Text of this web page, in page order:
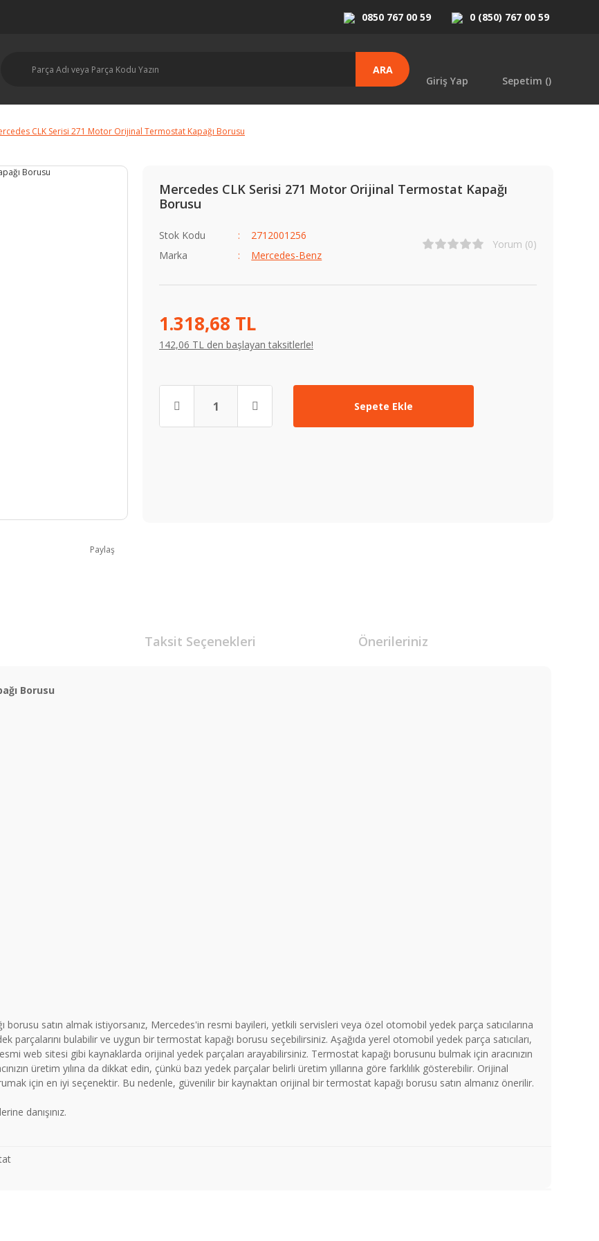
0850 767 00 59 0 (850) 767 00 59
ARA
Giriş Yap
Sepetim ()
CLK Serisi 271 Motor Orijinal Termostat Kapağı Borusu
Paylaş
Mercedes CLK Serisi 271 Motor Orijinal Termostat Kapağı
Borusu
Stok Kodu
2712001256
Marka
Mercedes-Benz
Yorum (0)
1.318,68 TL
142,06 TL den başlayan taksitlerle!
Sepete Ekle
Taksit Seçenekleri Önerileriniz
Borusu
satın almak istiyorsanız, Mercedes'in resmi bayileri, yetkili servisleri veya özel otomobil yedek parça satıcılarına
parçalarını bulabilir ve uygun bir termostat kapağı borusu seçebilirsiniz. Aşağıda yerel otomobil yedek parça satıcıları,
web sitesi gibi kaynaklarda orijinal yedek parçaları arayabilirsiniz. Termostat kapağı borusunu bulmak için aracınızın
üretim yılına da dikkat edin, çünkü bazı yedek parçalar belirli üretim yıllarına göre farklılık gösterebilir. Orijinal
için en iyi seçenektir. Bu nedenle, güvenilir bir kaynaktan orijinal bir termostat kapağı borusu satın almanız önerilir.
danışınız.